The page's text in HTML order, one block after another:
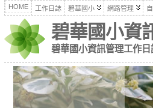
HOME 工作日誌 碧華國小 網路管理
碧華國小資
碧華國小資訊管理工作日